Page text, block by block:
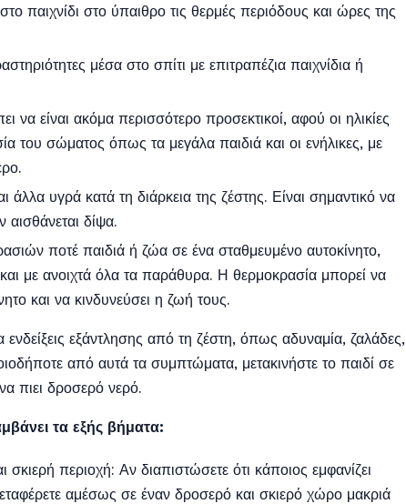
παιχνίδι στο ύπαιθρο τις θερμές περιόδους και ώρες της
μέσα στο σπίτι με επιτραπέζια παιχνίδια ή
είναι ακόμα περισσότερο προσεκτικοί, αφού οι ηλικίες
του σώματος όπως τα μεγάλα παιδιά και οι ενήλικες, με
άλλα υγρά κατά τη διάρκεια της ζέστης. Είναι σημαντικό να
αισθάνεται δίψα.
ποτέ παιδιά ή ζώα σε ένα σταθμευμένο αυτοκίνητο,
με ανοιχτά όλα τα παράθυρα. Η θερμοκρασία μπορεί να
και να κινδυνεύσει η ζωή τους.
ενδείξεις εξάντλησης από τη ζέστη, όπως αδυναμία, ζαλάδες,
από αυτά τα συμπτώματα, μετακινήστε το παιδί σε
πιει δροσερό νερό.
τα εξής βήματα:
περιοχή: Αν διαπιστώσετε ότι κάποιος εμφανίζει
αμέσως σε έναν δροσερό και σκιερό χώρο μακριά